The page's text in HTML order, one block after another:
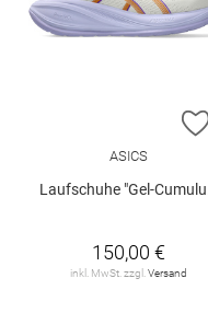
ASICS
Laufschuhe "Gel-Cumulus 28"
150,00 €
inkl. MwSt. zzgl.Versand